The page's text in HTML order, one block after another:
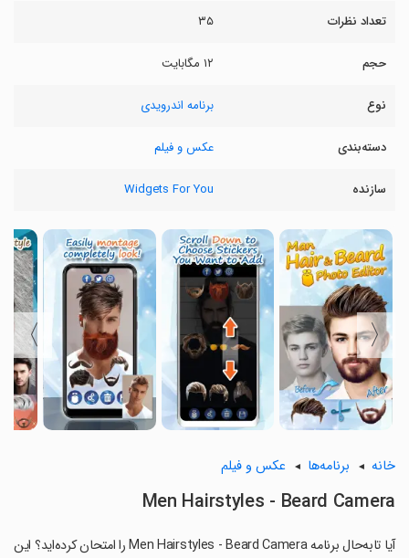
تعداد نظرات ۳۵
حجم ۱۲ مگابایت
نوع برنامه اندرویدی
دسته‌بندی عکس و فیلم
سازنده Widgets For You
〈
〉
خانه برنامه‌ها عکس و فیلم
Men Hairstyles - Beard Camera
آیا تابه‌حال برنامه Men Hairstyles - Beard Camera را امتحان کرده‌اید؟ این